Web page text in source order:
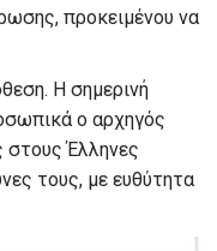
προκειμένου να
. Η σημερινή
ο αρχηγός
στους Έλληνες
τους, με ευθύτητα